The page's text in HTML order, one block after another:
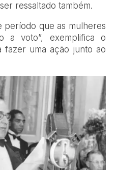
ressaltado também.
período que as mulheres
a voto”, exemplifica o
fazer uma ação junto ao